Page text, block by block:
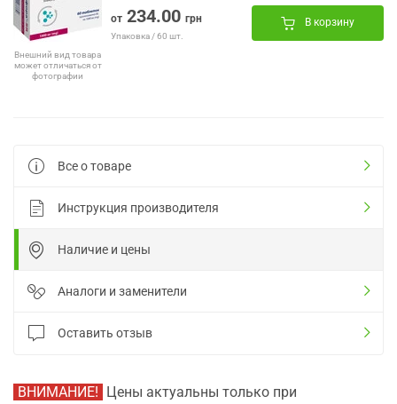
Внешний вид товара
может отличаться от
фотографии
от 234.00 грн
Упаковка / 60 шт.
В корзину
Все о товаре
Инструкция производителя
Наличие и цены
Аналоги и заменители
Оставить отзыв
ВНИМАНИЕ! Цены актуальны только при